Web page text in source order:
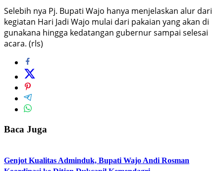
Selebih nya Pj. Bupati Wajo hanya menjelaskan alur dari
kegiatan Hari Jadi Wajo mulai dari pakaian yang akan di
gunakana hingga kedatangan gubernur sampai selesai
acara. (rls)
Baca Juga
Genjot Kualitas Adminduk, Bupati Wajo Andi Rosman